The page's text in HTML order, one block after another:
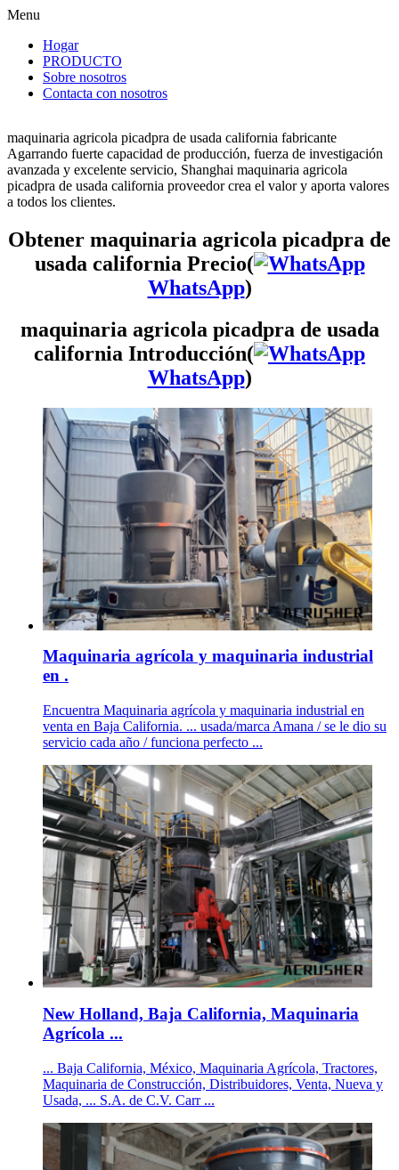
Menu
Hogar
PRODUCTO
Sobre nosotros
Contacta con nosotros
maquinaria agricola picadpra de usada california fabricante
Agarrando fuerte capacidad de producción, fuerza de investigación
avanzada y excelente servicio, Shanghai maquinaria agricola
picadpra de usada california proveedor crea el valor y aporta valores
a todos los clientes.
Obtener maquinaria agricola picadpra de
usada california Precio(
WhatsApp)
maquinaria agricola picadpra de usada
california Introducción(
WhatsApp)
Maquinaria agrícola y maquinaria industrial
en .
Encuentra Maquinaria agrícola y maquinaria industrial en
venta en Baja California. ... usada/marca Amana / se le dio su
servicio cada año / funciona perfecto ...
New Holland, Baja California, Maquinaria
Agrícola ...
... Baja California, México, Maquinaria Agrícola, Tractores,
Maquinaria de Construcción, Distribuidores, Venta, Nueva y
Usada, ... S.A. de C.V. Carr ...